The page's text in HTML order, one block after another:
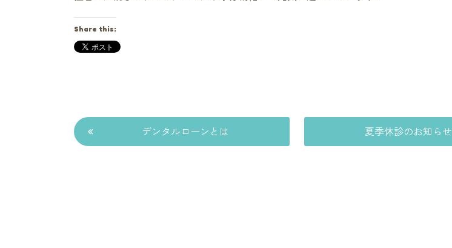
Share this:
« デンタルローンとは 夏季休診のお知らせ